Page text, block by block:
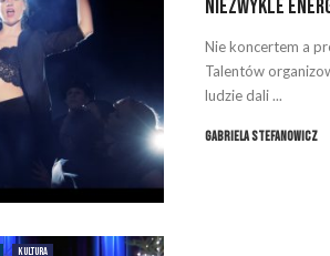
Niezwykle
Nie koncertem a
Talentów
ludzie dali ...
Gabriela Stefanowicz
KULTURA